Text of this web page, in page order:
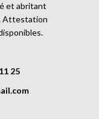
et abritant
Attestation
25